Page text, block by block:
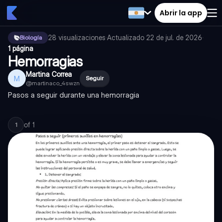
Abrir la app
Biología 28 visualizaciones·Actualizado 22 de jul. de 2026·
1 página
Hemorragias
M Martina Correa
@martinaco_4swzn
Seguir
Pasos a seguir durante una hemorragia
1 of 1